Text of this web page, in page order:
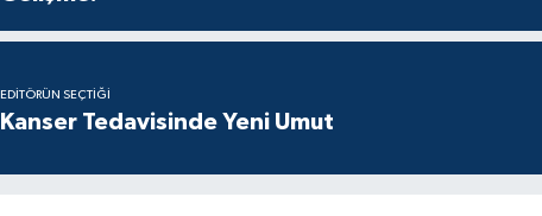
EDITÖRÜN SEÇTIĞI
Kanser Tedavisinde Yeni Umut